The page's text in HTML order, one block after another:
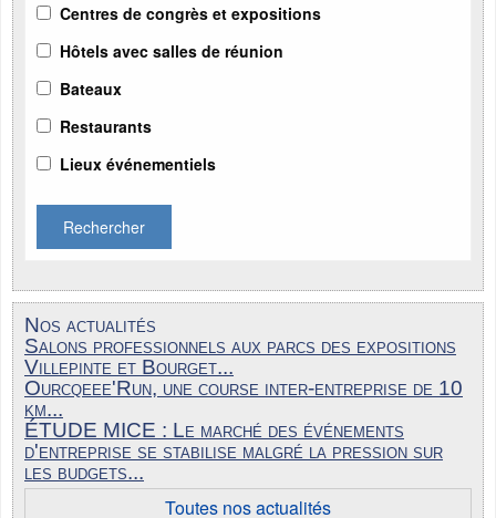
Centres de congrès et expositions
Hôtels avec salles de réunion
Bateaux
Restaurants
Lieux événementiels
Rechercher
Nos actualités
Salons professionnels aux parcs des expositions
Villepinte et Bourget...
Ourcqeee'Run, une course inter-entreprise de 10
km...
ÉTUDE MICE : Le marché des événements
d'entreprise se stabilise malgré la pression sur
les budgets...
Toutes nos actualités